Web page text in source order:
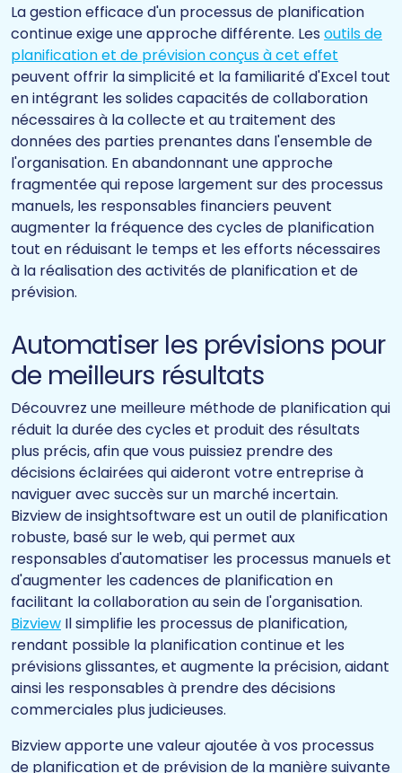
La gestion efficace d'un processus de planification
continue exige une approche différente. Les outils de
planification et de prévision conçus à cet effet
peuvent offrir la simplicité et la familiarité d'Excel tout
en intégrant les solides capacités de collaboration
nécessaires à la collecte et au traitement des
données des parties prenantes dans l'ensemble de
l'organisation. En abandonnant une approche
fragmentée qui repose largement sur des processus
manuels, les responsables financiers peuvent
augmenter la fréquence des cycles de planification
tout en réduisant le temps et les efforts nécessaires
à la réalisation des activités de planification et de
prévision.
Automatiser les prévisions pour
de meilleurs résultats
Découvrez une meilleure méthode de planification qui
réduit la durée des cycles et produit des résultats
plus précis, afin que vous puissiez prendre des
décisions éclairées qui aideront votre entreprise à
naviguer avec succès sur un marché incertain.
Bizview de insightsoftware est un outil de planification
robuste, basé sur le web, qui permet aux
responsables d'automatiser les processus manuels et
d'augmenter les cadences de planification en
facilitant la collaboration au sein de l'organisation.
Bizview Il simplifie les processus de planification,
rendant possible la planification continue et les
prévisions glissantes, et augmente la précision, aidant
ainsi les responsables à prendre des décisions
commerciales plus judicieuses.
Bizview apporte une valeur ajoutée à vos processus
de planification et de prévision de la manière suivante